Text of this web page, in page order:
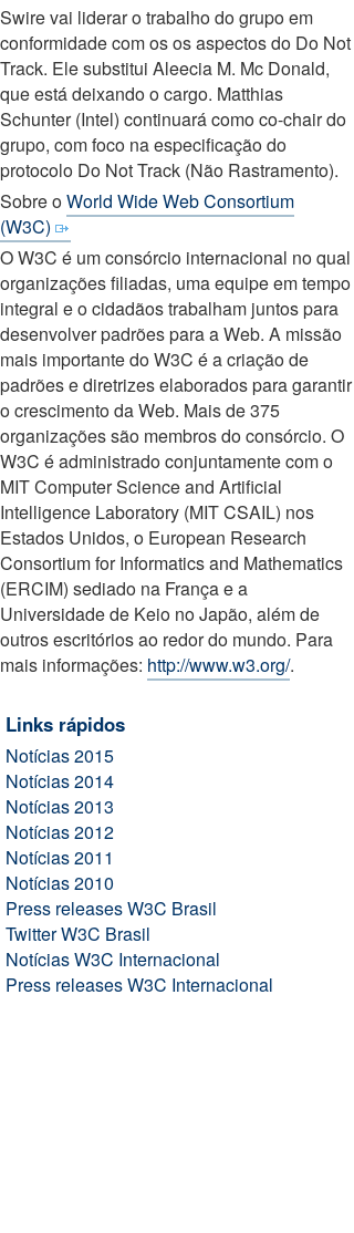
Swire vai liderar o trabalho do grupo em
conformidade com os os aspectos do Do Not
Track. Ele substitui Aleecia M. Mc Donald,
que está deixando o cargo. Matthias
Schunter (Intel) continuará como co-chair do
grupo, com foco na especificação do
protocolo Do Not Track (Não Rastramento).
Sobre oWorld Wide Web Consortium
(W3C)
O W3C é um consórcio internacional no qual
organizações filiadas, uma equipe em tempo
integral e o cidadãos trabalham juntos para
desenvolver padrões para a Web. A missão
mais importante do W3C é a criação de
padrões e diretrizes elaborados para garantir
o crescimento da Web. Mais de 375
organizações são membros do consórcio. O
W3C é administrado conjuntamente com o
MIT Computer Science and Artificial
Intelligence Laboratory (MIT CSAIL) nos
Estados Unidos, o European Research
Consortium for Informatics and Mathematics
(ERCIM) sediado na França e a
Universidade de Keio no Japão, além de
outros escritórios ao redor do mundo. Para
mais informações: http://www.w3.org/.
Links rápidos
Notícias 2015
Notícias 2014
Notícias 2013
Notícias 2012
Notícias 2011
Notícias 2010
Press releases W3C Brasil
Twitter W3C Brasil
Notícias W3C Internacional
Press releases W3C Internacional